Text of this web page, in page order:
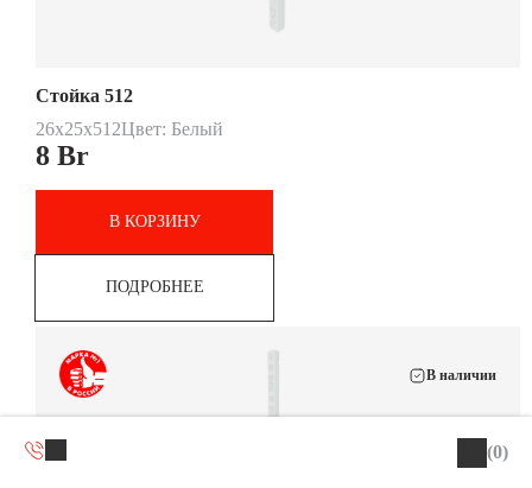
(0)
Стойка 512
26x25x512Цвет: Белый
8 Br
В КОРЗИНУ
ПОДРОБНЕЕ
В наличии